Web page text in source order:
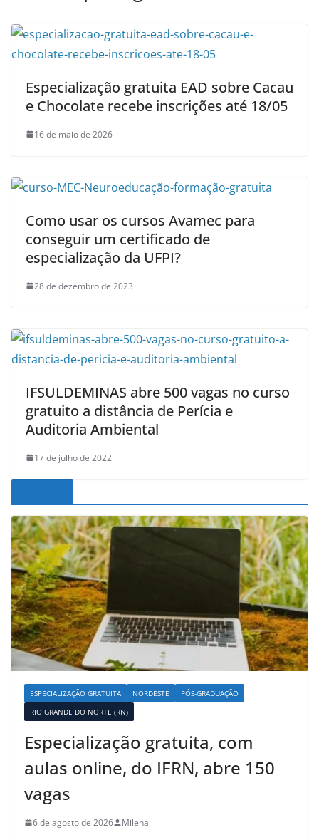
Especialização gratuita EAD sobre Cacau
e Chocolate recebe inscrições até 18/05
16 de maio de 2026
Como usar os cursos Avamec para
conseguir um certificado de
especialização da UFPI?
28 de dezembro de 2023
IFSULDEMINAS abre 500 vagas no curso
gratuito a distância de Perícia e
Auditoria Ambiental
17 de julho de 2022
ESPECIALIZAÇÃO GRATUITA NORDESTE
PÓS-GRADUAÇÃO
RIO GRANDE DO NORTE (RN)
Especialização gratuita, com
aulas online, do IFRN, abre 150
vagas
6 de agosto de 2026 Milena